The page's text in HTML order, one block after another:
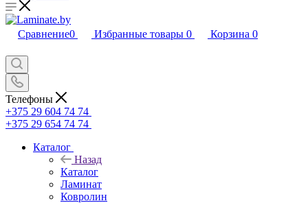
Сравнение0 Избранные товары 0 Корзина 0
Телефоны
+375 29 604 74 74
+375 29 654 74 74
Каталог
Назад
Каталог
Ламинат
Ковролин